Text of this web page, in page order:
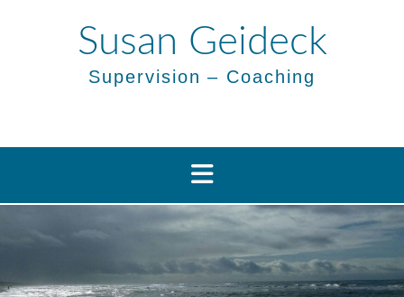
Susan Geideck
Supervision – Coaching